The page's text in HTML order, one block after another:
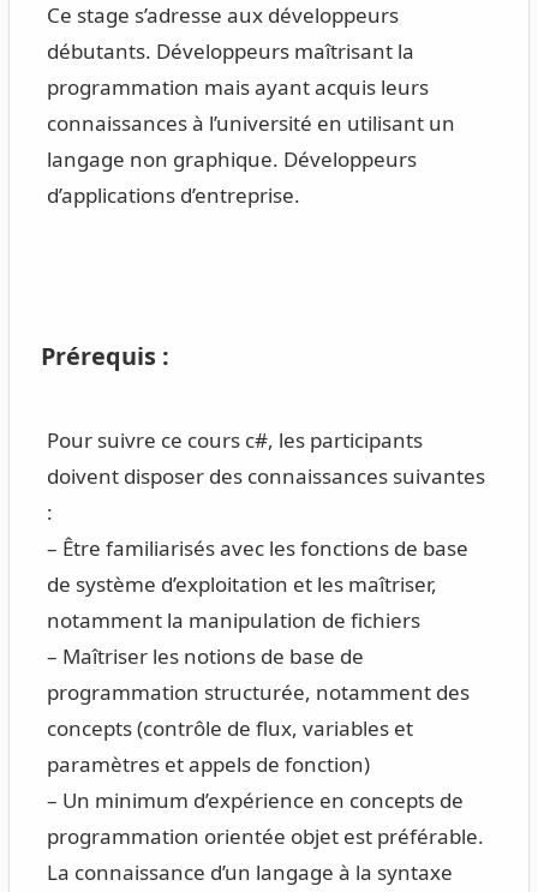
Ce stage s’adresse aux développeurs
débutants. Développeurs maîtrisant la
programmation mais ayant acquis leurs
connaissances à l’université en utilisant un
langage non graphique. Développeurs
d’applications d’entreprise.
Prérequis :
Pour suivre ce cours c#, les participants
doivent disposer des connaissances suivantes
:
– Être familiarisés avec les fonctions de base
de système d’exploitation et les maîtriser,
notamment la manipulation de fichiers
– Maîtriser les notions de base de
programmation structurée, notamment des
concepts (contrôle de flux, variables et
paramètres et appels de fonction)
– Un minimum d’expérience en concepts de
programmation orientée objet est préférable.
La connaissance d’un langage à la syntaxe